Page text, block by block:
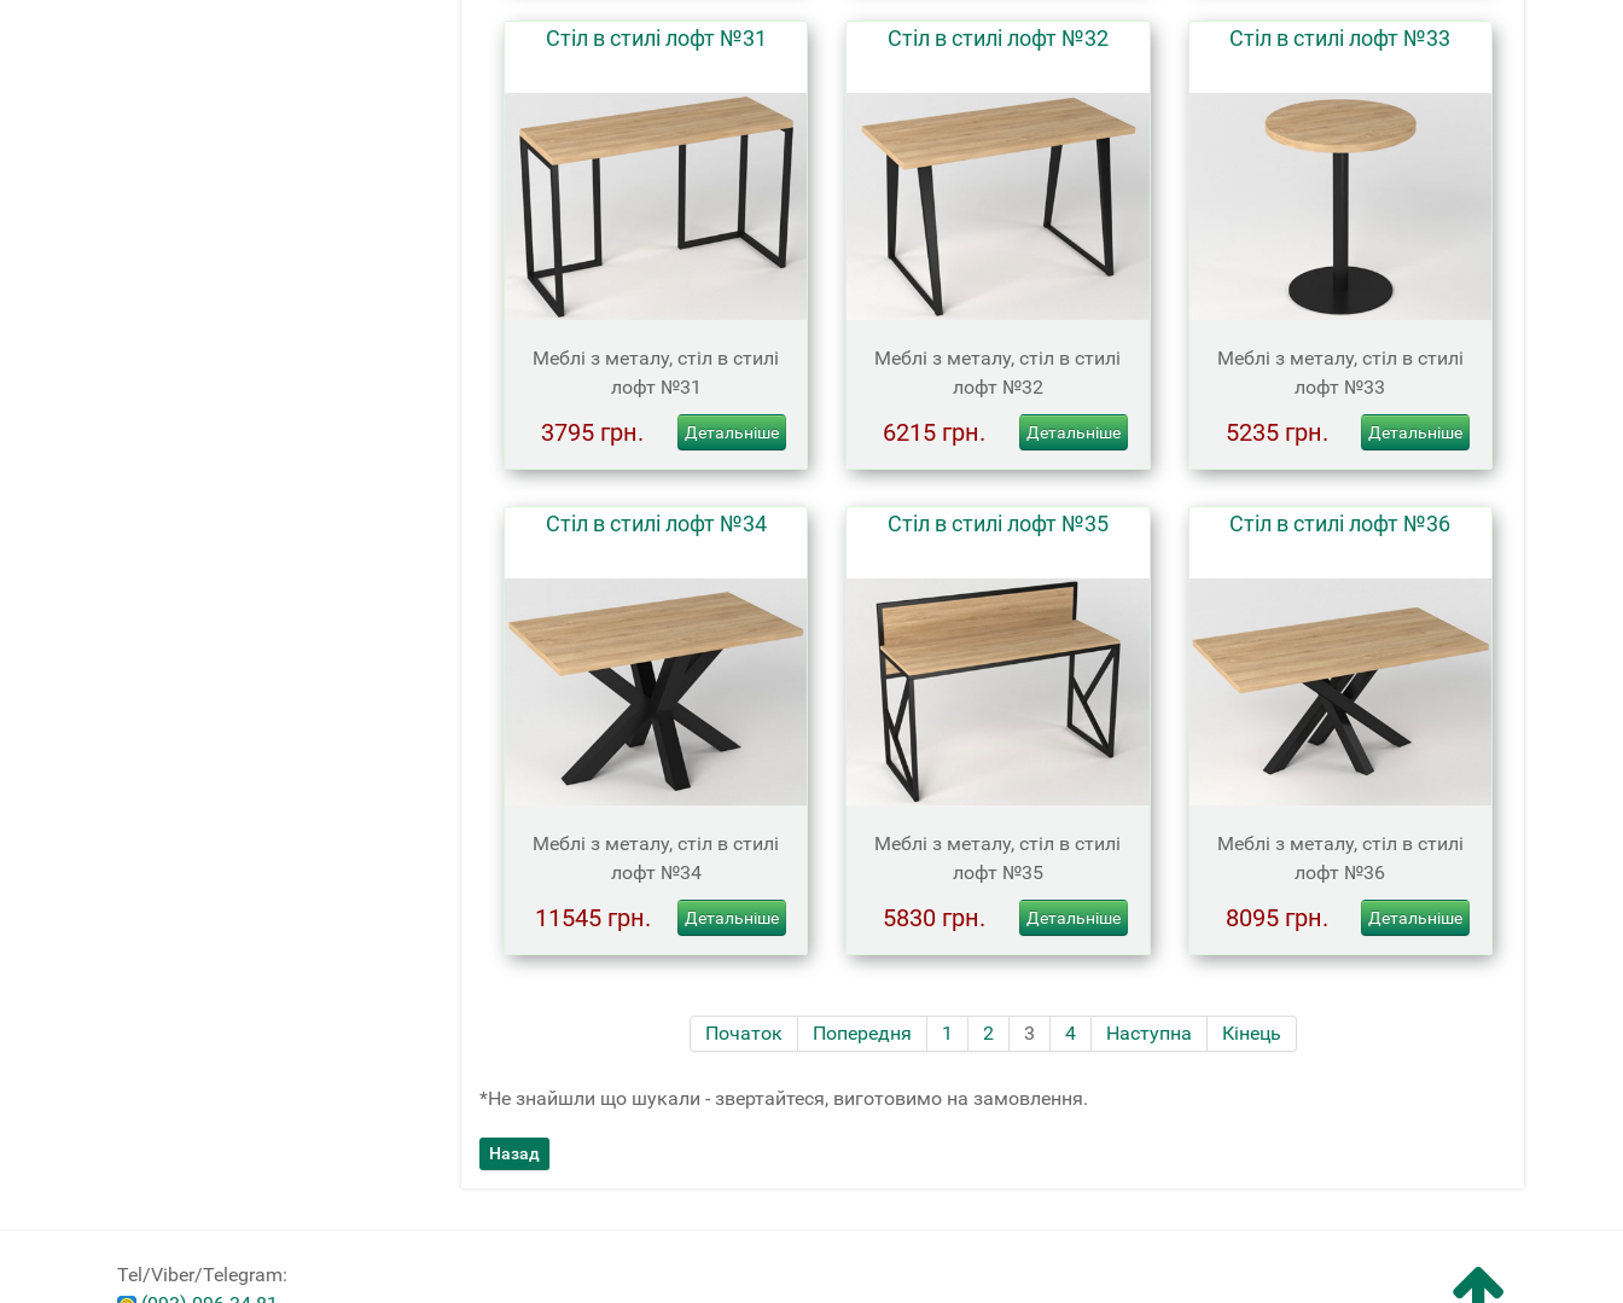
Стіл в стилі лофт №31
Меблі з металу, стіл в стилі
лофт №31
3795 грн. Детальніше
Стіл в стилі лофт №32
Меблі з металу, стіл в стилі
лофт №32
6215 грн. Детальніше
Стіл в стилі лофт №33
Меблі з металу, стіл в стилі
лофт №33
5235 грн. Детальніше
Стіл в стилі лофт №34
Меблі з металу, стіл в стилі
лофт №34
11545 грн. Детальніше
Стіл в стилі лофт №35
Меблі з металу, стіл в стилі
лофт №35
5830 грн. Детальніше
Стіл в стилі лофт №36
Меблі з металу, стіл в стилі
лофт №36
8095 грн. Детальніше
Початок Попередня 1 2 3 4 Наступна Кінець
*Не знайшли що шукали - звертайтеся, виготовимо на замовлення.
Tel/Viber/Telegram: